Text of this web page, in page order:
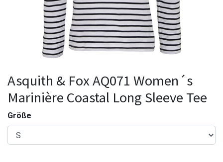
Asquith & Fox AQ071 Women´s
Marinière Coastal Long Sleeve Tee
Größe